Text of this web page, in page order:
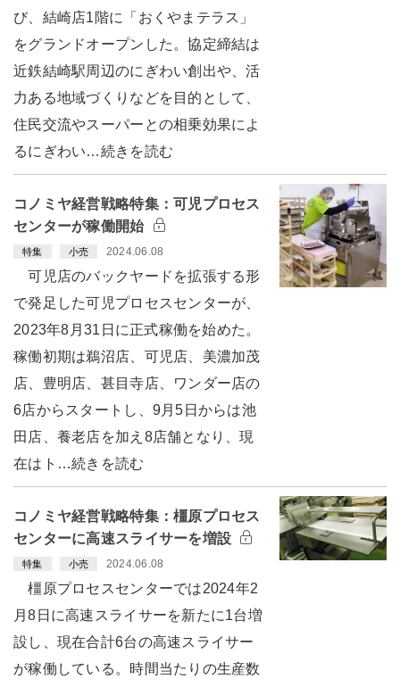
び、結崎店1階に「おくやまテラス」
をグランドオープンした。協定締結は
近鉄結崎駅周辺のにぎわい創出や、活
力ある地域づくりなどを目的として、
住民交流やスーパーとの相乗効果によ
るにぎわい…続きを読む
コノミヤ経営戦略特集：可児プロセス
センターが稼働開始
特集 小売 2024.06.08
可児店のバックヤードを拡張する形
で発足した可児プロセスセンターが、
2023年8月31日に正式稼働を始めた。
稼働初期は鵜沼店、可児店、美濃加茂
店、豊明店、甚目寺店、ワンダー店の
6店からスタートし、9月5日からは池
田店、養老店を加え8店舗となり、現
在はト…続きを読む
コノミヤ経営戦略特集：橿原プロセス
センターに高速スライサーを増設
特集 小売 2024.06.08
橿原プロセスセンターでは2024年2
月8日に高速スライサーを新たに1台増
設し、現在合計6台の高速スライサー
が稼働している。時間当たりの生産数